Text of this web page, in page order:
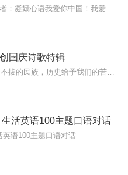
国庆诗歌特辑
活英语100主题口语对话
语100主题口语对话